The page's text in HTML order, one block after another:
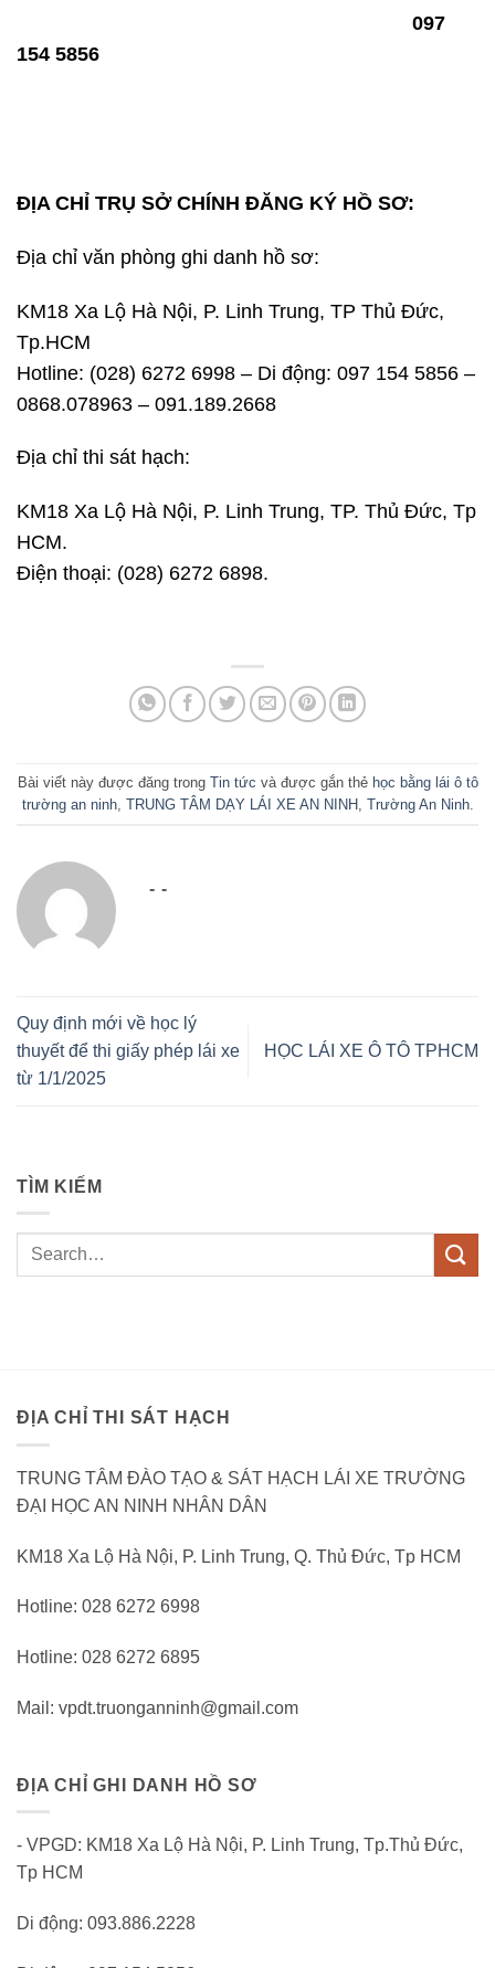
097
154 5856
ĐỊA CHỈ TRỤ SỞ CHÍNH ĐĂNG KÝ HỒ SƠ:
Địa chỉ văn phòng ghi danh hồ sơ:
KM18 Xa Lộ Hà Nội, P. Linh Trung, TP Thủ Đức,
Tp.HCM
Hotline: (028) 6272 6998 – Di động: 097 154 5856 –
0868.078963 – 091.189.2668
Địa chỉ thi sát hạch:
KM18 Xa Lộ Hà Nội, P. Linh Trung, TP. Thủ Đức, Tp
HCM.
Điện thoại: (028) 6272 6898.
Bài viết này được đăng trong Tin tức và được gắn thẻ học bằng lái ô tô
trường an ninh, TRUNG TÂM DẠY LÁI XE AN NINH, Trường An Ninh.
- -
Quy định mới về học lý
thuyết để thi giấy phép lái xe
từ 1/1/2025
HỌC LÁI XE Ô TÔ TPHCM
TÌM KIẾM
ĐỊA CHỈ THI SÁT HẠCH
TRUNG TÂM ĐÀO TẠO & SÁT HẠCH LÁI XE TRƯỜNG
ĐẠI HỌC AN NINH NHÂN DÂN
KM18 Xa Lộ Hà Nội, P. Linh Trung, Q. Thủ Đức, Tp HCM
Hotline: 028 6272 6998
Hotline: 028 6272 6895
Mail: vpdt.truonganninh@gmail.com
ĐỊA CHỈ GHI DANH HỒ SƠ
- VPGD: KM18 Xa Lộ Hà Nội, P. Linh Trung, Tp.Thủ Đức,
Tp HCM
Di động: 093.886.2228